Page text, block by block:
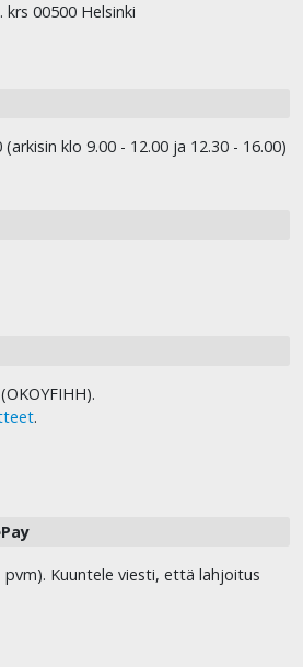
00500 Helsinki
klo 9.00 - 12.00 ja 12.30 - 16.00)
.
pvm). Kuuntele viesti, että lahjoitus